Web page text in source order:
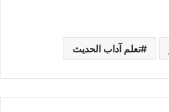
تعلم آداب الحديث